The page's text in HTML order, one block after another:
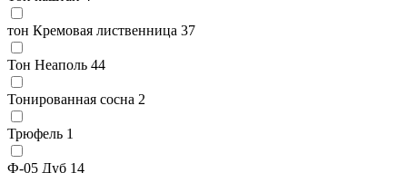
тон Кремовая лиственница 37
Тон Неаполь 44
Тонированная сосна 2
Трюфель 1
Ф-05 Дуб 14